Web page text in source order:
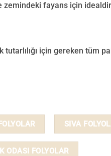
zemindeki fayans için
için gereken tüm
SIVA
ODASI FOLYOLAR